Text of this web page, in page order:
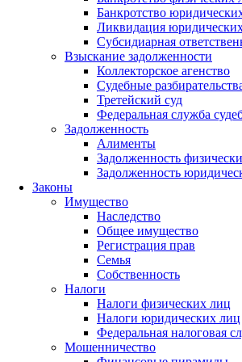
Банкротство
Ликвидация
Субсидиарная
Взыскание задолженности
Коллекторское агенство
Судебные
Третейский суд
Федеральная служба
Задолженность
Алименты
Задолженность
Задолженность
Законы
Имущество
Наследство
Общее имущество
Регистрация прав
Семья
Собственность
Налоги
Налоги физических лиц
Налоги юридических лиц
Федеральная налоговая
Мошенничество